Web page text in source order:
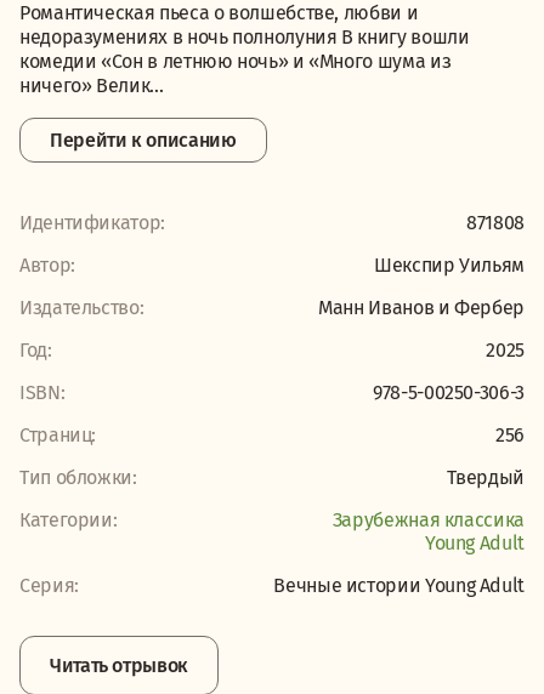
Романтическая пьеса о волшебстве, любви и
недоразумениях в ночь полнолуния В книгу вошли
комедии «Сон в летнюю ночь» и «Много шума из
ничего» Велик...
Перейти к описанию
Идентификатор:
871808
Автор:
Шекспир Уильям
Издательство:
Манн Иванов и Фербер
Год:
2025
ISBN:
978-5-00250-306-3
Страниц:
256
Тип обложки:
Твердый
Категории:
Зарубежная классика
Young Adult
Серия:
Вечные истории Young Adult
Читать отрывок